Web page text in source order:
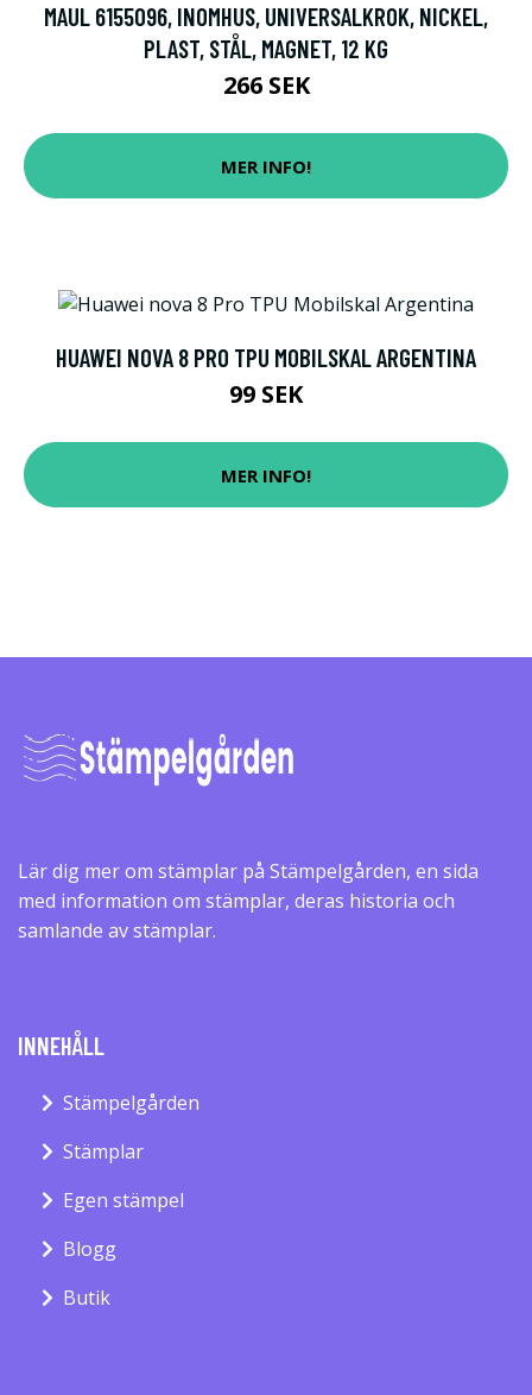
MAUL 6155096, INOMHUS, UNIVERSALKROK, NICKEL,
PLAST, STÅL, MAGNET, 12 KG
266 SEK
MER INFO!
HUAWEI NOVA 8 PRO TPU MOBILSKAL ARGENTINA
99 SEK
MER INFO!
Lär dig mer om stämplar på Stämpelgården, en sida
med information om stämplar, deras historia och
samlande av stämplar.
INNEHÅLL
Stämpelgården
Stämplar
Egen stämpel
Blogg
Butik